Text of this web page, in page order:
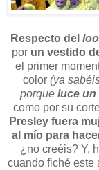
Respecto del
por un vestido
el primer
color (ya
porque luce un
como por su
Presley fuera
al mío para
¿no creéis? Y,
cuando fiché este